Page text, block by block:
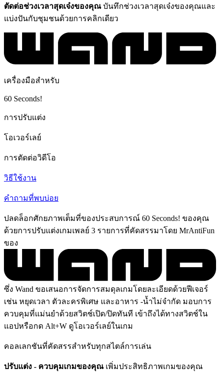
ตัดต่อช่วงเวลาสุดเจ๋งของคุณ บันทึกช่วงเวลาสุดเจ๋งของคุณและ
แบ่งปันกับชุมชนด้วยการคลิกเดียว
เครื่องมือสำหรับ
60 Seconds!
การปรับแต่ง
โอเวอร์เลย์
การตัดต่อวิดีโอ
วิธีใช้งาน
คำถามที่พบบ่อย
ปลดล็อกศักยภาพเต็มที่ของประสบการณ์ 60 Seconds! ของคุณ
ด้วยการปรับแต่งเกมเพลย์ 3 รายการที่คัดสรรมาโดย MrAntiFun
ของ
ซึ่ง Wand ขอเสนอการจัดการสมดุลเกมโดยละเอียดด้วยฟีเจอร์
เช่น หยุดเวลา ตัวละครพิเศษ และอาหาร -น้ำไม่จำกัด มอบการ
ควบคุมที่แม่นยำด้วยสวิตช์เปิด/ปิดทันที เข้าถึงได้ทางสวิตช์ใน
แอปหรือกด Alt+W ดูโอเวอร์เลย์ในเกม
คอลเลกชันที่คัดสรรสำหรับทุกสไตล์การเล่น
ปรับแต่ง - ควบคุมเกมของคุณ เพิ่มประสิทธิภาพเกมของคุณ